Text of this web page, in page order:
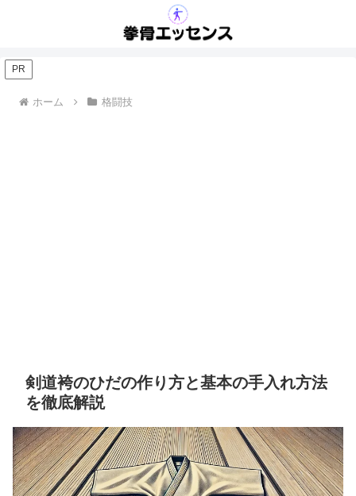
PR
ホーム 格闘技
剣道袴のひだの作り方と基本の手入れ方法
を徹底解説